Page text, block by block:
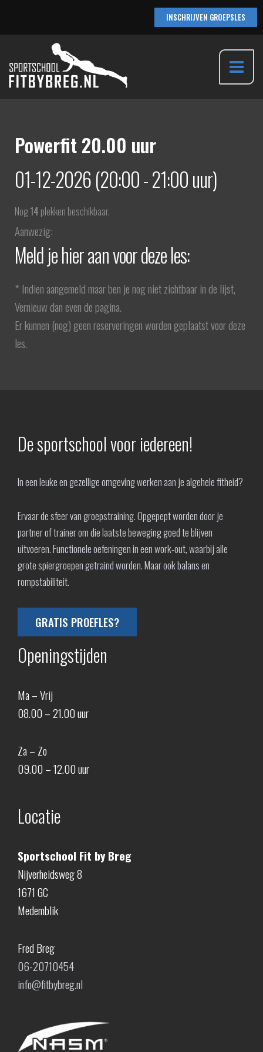
inhoud
INSCHRIJVEN GROEPSLES
Main
Powerfit 20.00 uur
01-12-2026 (20:00 - 21:00 uur)
Nog14 plekken beschikbaar.
Aanwezig:
Meld je hier aan voor deze les:
* Indien aangemeld maar ben je nog niet zichtbaar in de lijst,
Vernieuw dan even de pagina.
Er kunnen (nog) geen reserveringen worden geplaatst voor deze
les.
De sportschool voor iedereen!
In een leuke en gezellige omgeving werken aan je algehele fitheid?
Ervaar de sfeer van groepstraining. Opgepept worden door je
partner of trainer om die laatste beweging goed te blijven
uitvoeren. Functionele oefeningen in een work-out, waarbij alle
grote spiergroepen getraind worden. Maar ook balans en
rompstabiliteit.
GRATIS PROEFLES?
Openingstijden
Ma – Vrij
08.00 – 21.00 uur
Za – Zo
09.00 – 12.00 uur
Locatie
Sportschool Fit by Breg
Nijverheidsweg 8
1671 GC
Medemblik
Fred Breg
06-20710454
info@fitbybreg.nl